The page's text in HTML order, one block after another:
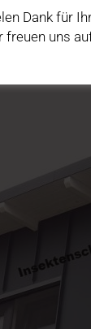
Dank für
freuen uns